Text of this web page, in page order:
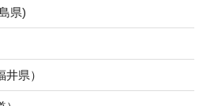
県)
県）